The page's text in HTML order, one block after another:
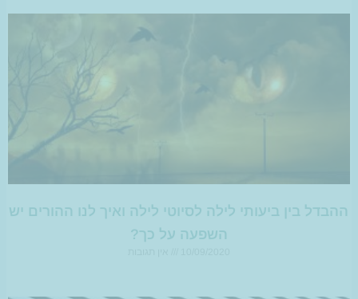
ההבדל בין ביעותי לילה לסיוטי לילה ואיך לנו ההורים יש
השפעה על כך?